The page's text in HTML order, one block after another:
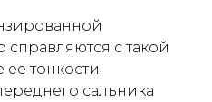
справляются с такой
ее тонкости.
сальника